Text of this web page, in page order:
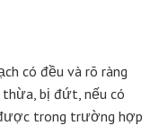
có đều và rõ ràng
thừa, bị đứt, nếu có
trong trường hợp